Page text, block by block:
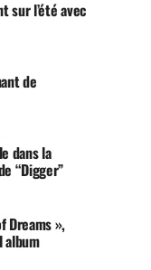
sur l’été avec
de
dans la
“Digger”
Dreams »,
album